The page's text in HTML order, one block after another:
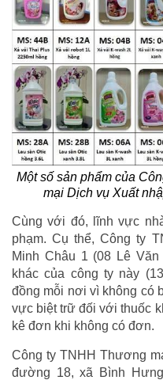
Một số sản phẩm của
mại Dịch vụ Xuất
Cùng với đó, lĩnh vực
phạm. Cụ thể, Công ty
Minh Châu 1 (08 Lê
khác của công ty này
đồng mỗi nơi vì không có
vực biệt trữ đối với thuốc
kê đơn khi không có đơn.
Công ty TNHH Thương
đường 18, xã Bình